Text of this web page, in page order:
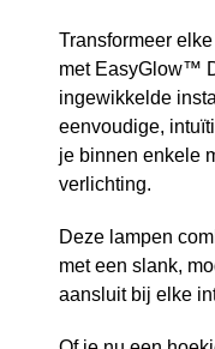
Transformeer
met EasyGlow™
ingewikkelde
eenvoudige,
je binnen enkele
verlichting.
Deze lampen
met een slank,
aansluit bij elke